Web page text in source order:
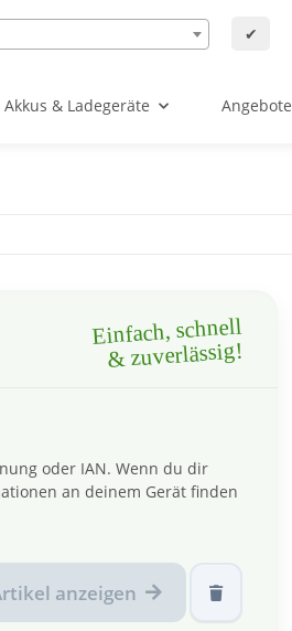
✔
Akkus & Ladegeräte Angebote
Einfach, schnell
& zuverlässig!
oder IAN. Wenn du dir
an deinem Gerät finden
anzeigen